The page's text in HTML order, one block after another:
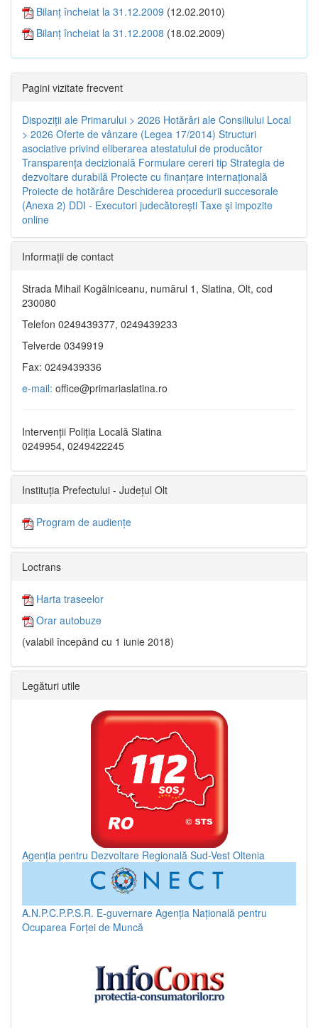
Bilanţ încheiat la 31.12.2009 (12.02.2010)
Bilanţ încheiat la 31.12.2008 (18.02.2009)
Pagini vizitate frecvent
Dispoziţii ale Primarului > 2026 Hotărâri ale Consiliului Local
> 2026 Oferte de vânzare (Legea 17/2014) Structuri
asociative privind eliberarea atestatului de producător
Transparenţa decizională Formulare cereri tip Strategia de
dezvoltare durabilă Proiecte cu finanţare internaţională
Proiecte de hotărâre Deschiderea procedurii succesorale
(Anexa 2) DDI - Executori judecătorești Taxe şi impozite
online
Informaţii de contact
Strada Mihail Kogălniceanu, numărul 1, Slatina, Olt, cod
230080
Telefon 0249439377, 0249439233
Telverde 0349919
Fax: 0249439336
e-mail: office@primariaslatina.ro
Intervenții Poliția Locală Slatina
0249954, 0249422245
Instituția Prefectului - Județul Olt
Program de audiențe
Loctrans
Harta traseelor
Orar autobuze
(valabil începând cu 1 iunie 2018)
Legături utile
Agenția pentru Dezvoltare Regională Sud-Vest Oltenia
A.N.P.C.P.P.S.R. E-guvernare Agenția Națională pentru
Ocuparea Forței de Muncă